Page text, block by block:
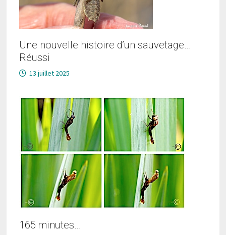
Une nouvelle histoire d’un sauvetage…
Réussi
13 juillet 2025
165 minutes…